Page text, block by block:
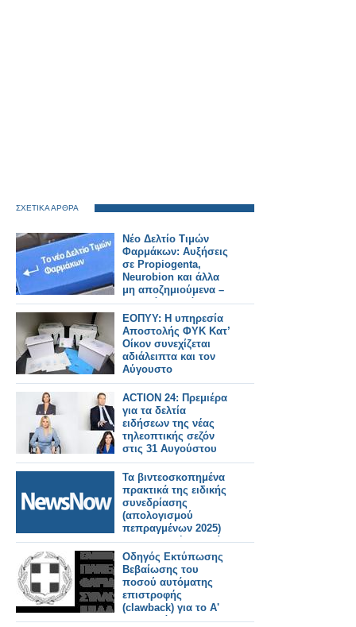
ΣΧΕΤΙΚΑ ΑΡΘΡΑ
Νέο Δελτίο Τιμών
Φαρμάκων: Αυξήσεις
σε Propiogenta,
Neurobion και άλλα
μη αποζημιούμενα –
Τι αλλάζει από
31/7/2026
ΕΟΠΥΥ: Η υπηρεσία
Αποστολής ΦΥΚ Κατ’
Οίκον συνεχίζεται
αδιάλειπτα και τον
Αύγουστο
ACTION 24: Πρεμιέρα
για τα δελτία
ειδήσεων της νέας
τηλεοπτικής σεζόν
στις 31 Αυγούστου
Τα βιντεοσκοπημένα
πρακτικά της ειδικής
συνεδρίασης
(απολογισμού
πεπραγμένων 2025)
της Κυριακή 5 Ιουλίου
2026.
Οδηγός Εκτύπωσης
Βεβαίωσης του
ποσού αυτόματης
επιστροφής
(clawback) για το Α'
και Β' εξάμηνο 2025